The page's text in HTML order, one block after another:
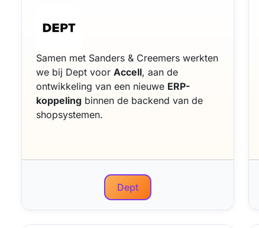
Samen met Sanders & Creemers werkten
we bij Dept voor Accell, aan de
ontwikkeling van een nieuwe ERP-
koppeling binnen de backend van de
shopsystemen.
Dept